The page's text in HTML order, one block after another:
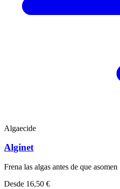
Algaecide
Alginet
Frena las algas antes de que asomen
Desde 16,50 €